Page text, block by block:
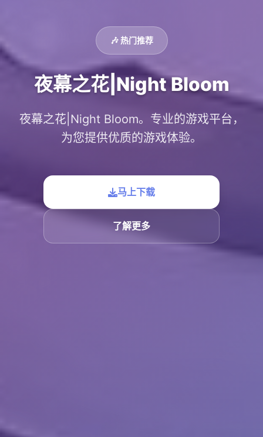
🎶 热门推荐
夜幕之花|Night Bloom
夜幕之花|Night Bloom。专业的游戏平台，
为您提供优质的游戏体验。
马上下载
了解更多